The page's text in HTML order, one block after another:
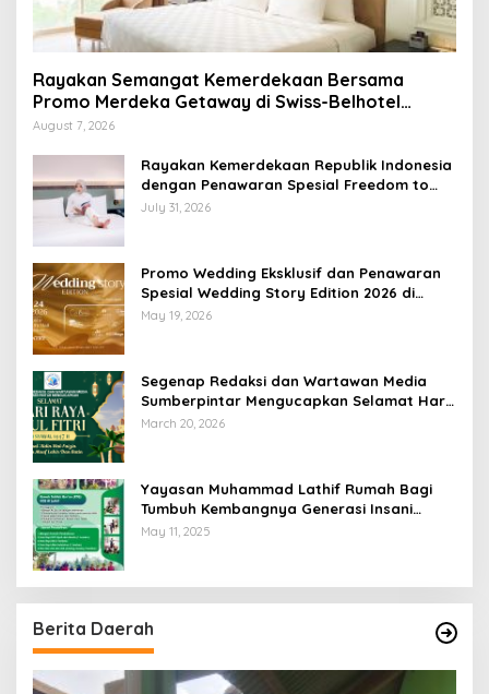
Rayakan Semangat Kemerdekaan Bersama
Promo Merdeka Getaway di Swiss-Belhotel
Lampung
August 7, 2026
Rayakan Kemerdekaan Republik Indonesia
dengan Penawaran Spesial Freedom to
Relax di Holiday Inn Lampung Bukit Randu
July 31, 2026
Promo Wedding Eksklusif dan Penawaran
Spesial Wedding Story Edition 2026 di
Swiss-Belhotel Lampung
May 19, 2026
Segenap Redaksi dan Wartawan Media
Sumberpintar Mengucapkan Selamat Hari
Raya Idul Fitri 1447 Hijriyah / 2026 M
March 20, 2026
Yayasan Muhammad Lathif Rumah Bagi
Tumbuh Kembangnya Generasi Insani
Cerdas dan Berkarakter
May 11, 2025
Berita Daerah